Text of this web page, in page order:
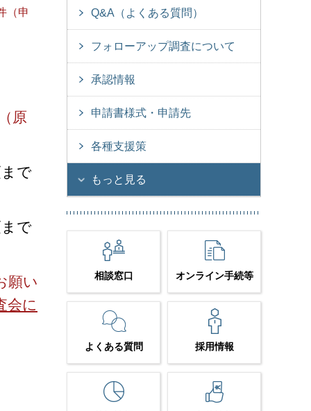
（申
原
で
で
願い
会に
Q&A（よくある質問）
フォローアップ調査について
承認情報
申請書様式・申請先
各種支援策
もっと見る
相談窓口 オンライン手続等
よくある質問 採用情報